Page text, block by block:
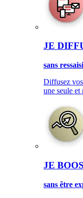
JE
sans
Diffusez
une seule et
JE
sans être